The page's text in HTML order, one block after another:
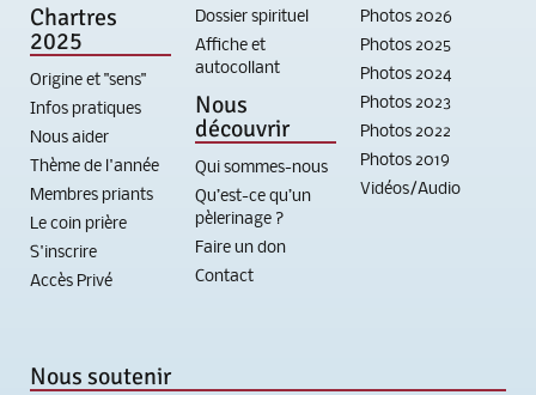
Chartres
2025
Origine et "sens"
Infos pratiques
Nous aider
Thème de l'année
Membres priants
Le coin prière
S'inscrire
Accès Privé
Dossier spirituel
Affiche et
autocollant
Nous
découvrir
Qui sommes-nous
Qu’est-ce qu’un
pèlerinage ?
Faire un don
Contact
Photos 2026
Photos 2025
Photos 2024
Photos 2023
Photos 2022
Photos 2019
Vidéos/Audio
Nous soutenir